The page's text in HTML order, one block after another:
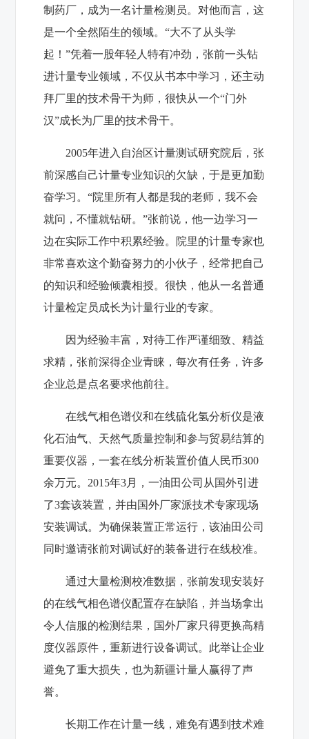
制药厂，成为一名计量检测员。对他而言，这
是一个全然陌生的领域。“大不了从头学
起！”凭着一股年轻人特有冲劲，张前一头钻
进计量专业领域，不仅从书本中学习，还主动
拜厂里的技术骨干为师，很快从一个“门外
汉”成长为厂里的技术骨干。
2005年进入自治区计量测试研究院后，张
前深感自己计量专业知识的欠缺，于是更加勤
奋学习。“院里所有人都是我的老师，我不会
就问，不懂就钻研。”张前说，他一边学习一
边在实际工作中积累经验。院里的计量专家也
非常喜欢这个勤奋努力的小伙子，经常把自己
的知识和经验倾囊相授。很快，他从一名普通
计量检定员成长为计量行业的专家。
因为经验丰富，对待工作严谨细致、精益
求精，张前深得企业青睐，每次有任务，许多
企业总是点名要求他前往。
在线气相色谱仪和在线硫化氢分析仪是液
化石油气、天然气质量控制和参与贸易结算的
重要仪器，一套在线分析装置价值人民币300
余万元。2015年3月，一油田公司从国外引进
了3套该装置，并由国外厂家派技术专家现场
安装调试。为确保装置正常运行，该油田公司
同时邀请张前对调试好的装备进行在线校准。
通过大量检测校准数据，张前发现安装好
的在线气相色谱仪配置存在缺陷，并当场拿出
令人信服的检测结果，国外厂家只得更换高精
度仪器原件，重新进行设备调试。此举让企业
避免了重大损失，也为新疆计量人赢得了声
誉。
长期工作在计量一线，难免有遇到技术难